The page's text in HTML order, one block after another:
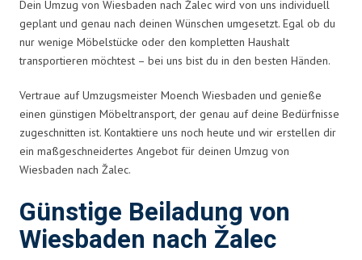
Dein Umzug von Wiesbaden nach Žalec wird von uns individuell
geplant und genau nach deinen Wünschen umgesetzt. Egal ob du
nur wenige Möbelstücke oder den kompletten Haushalt
transportieren möchtest – bei uns bist du in den besten Händen.
Vertraue auf Umzugsmeister Moench Wiesbaden und genieße
einen günstigen Möbeltransport, der genau auf deine Bedürfnisse
zugeschnitten ist. Kontaktiere uns noch heute und wir erstellen dir
ein maßgeschneidertes Angebot für deinen Umzug von
Wiesbaden nach Žalec.
Günstige Beiladung von
Wiesbaden nach Žalec